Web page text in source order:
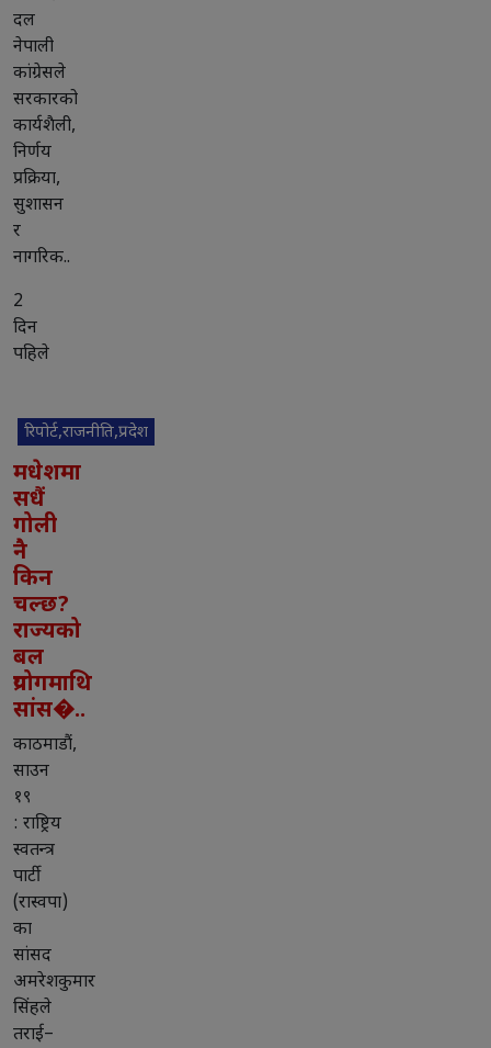
दल
नेपाली
कांग्रेसले
सरकारको
कार्यशैली,
निर्णय
प्रक्रिया,
सुशासन
र
नागरिक..
2
दिन
पहिले
रिपोर्ट,राजनीति,प्रदेश
मधेशमा
सधैं
गोली
नै
किन
चल्छ?
राज्यको
बल
प्रयोगमाथि
सांस�..
काठमाडौं,
साउन
१९
: राष्ट्रिय
स्वतन्त्र
पार्टी
(रास्वपा)
का
सांसद
अमरेशकुमार
सिंहले
तराई–